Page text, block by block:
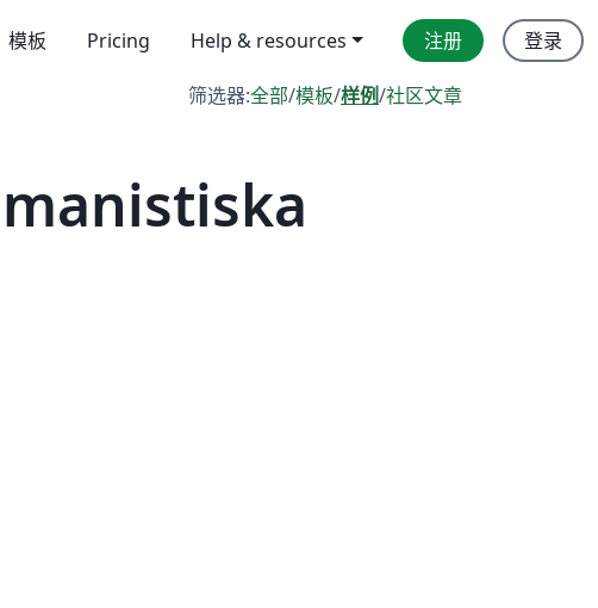
模板 Pricing Help & resources 注册 登录
筛选器:全部/模板/样例/社区文章